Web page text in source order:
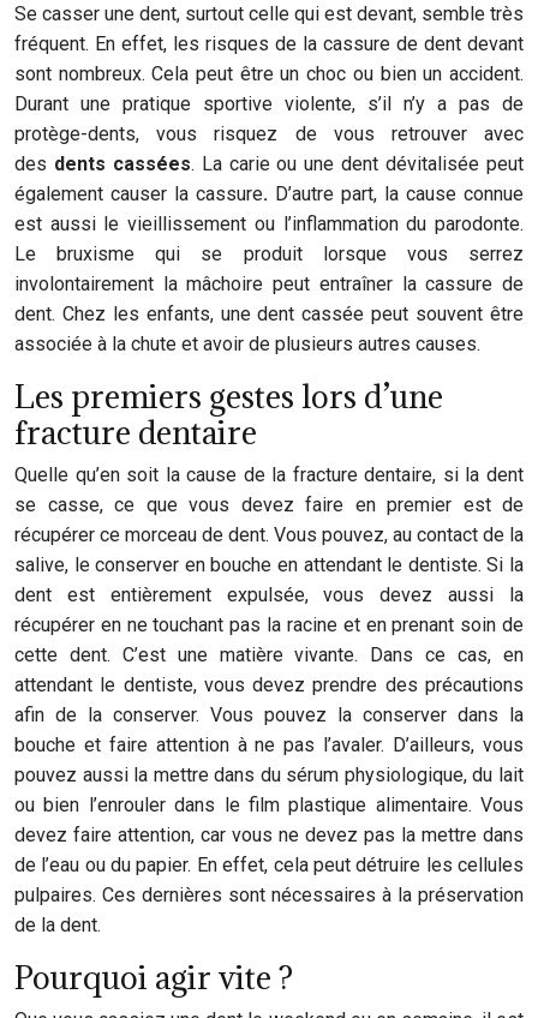
Se casser une dent, surtout celle qui est devant, semble très
fréquent. En effet, les risques de la cassure de dent devant
sont nombreux. Cela peut être un choc ou bien un accident.
Durant une pratique sportive violente, s’il n’y a pas de
protège-dents, vous risquez de vous retrouver avec
des dents cassées. La carie ou une dent dévitalisée peut
également causer la cassure. D’autre part, la cause connue
est aussi le vieillissement ou l’inflammation du parodonte.
Le bruxisme qui se produit lorsque vous serrez
involontairement la mâchoire peut entraîner la cassure de
dent. Chez les enfants, une dent cassée peut souvent être
associée à la chute et avoir de plusieurs autres causes.
Les premiers gestes lors d’une
fracture dentaire
Quelle qu’en soit la cause de la fracture dentaire, si la dent
se casse, ce que vous devez faire en premier est de
récupérer ce morceau de dent. Vous pouvez, au contact de la
salive, le conserver en bouche en attendant le dentiste. Si la
dent est entièrement expulsée, vous devez aussi la
récupérer en ne touchant pas la racine et en prenant soin de
cette dent. C’est une matière vivante. Dans ce cas, en
attendant le dentiste, vous devez prendre des précautions
afin de la conserver. Vous pouvez la conserver dans la
bouche et faire attention à ne pas l’avaler. D’ailleurs, vous
pouvez aussi la mettre dans du sérum physiologique, du lait
ou bien l’enrouler dans le film plastique alimentaire. Vous
devez faire attention, car vous ne devez pas la mettre dans
de l’eau ou du papier. En effet, cela peut détruire les cellules
pulpaires. Ces dernières sont nécessaires à la préservation
de la dent.
Pourquoi agir vite ?